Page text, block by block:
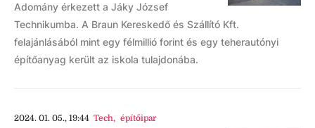
Adomány érkezett a Jáky József
Technikumba. A Braun Kereskedő és Szállító Kft.
felajánlásából mint egy félmillió forint és egy teherautónyi
építőanyag került az iskola tulajdonába.
2024. 01. 05., 19:44 Tech, építőipar